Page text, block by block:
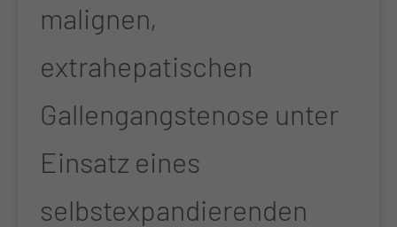
malignen,
extrahepatischen
Gallengangstenose unter
Einsatz eines
selbstexpandierenden